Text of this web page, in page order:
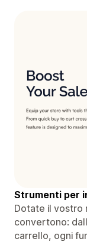
Strumenti per
Dotate il vostro
convertono:
carrello, ogni